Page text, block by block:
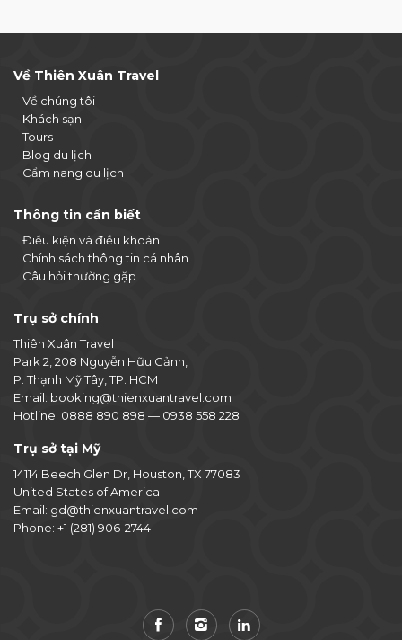
Về Thiên Xuân Travel
Về chúng tôi
Khách sạn
Tours
Blog du lịch
Cẩm nang du lịch
Thông tin cần biết
Điều kiện và điều khoản
Chính sách thông tin cá nhân
Câu hỏi thường gặp
Trụ sở chính
Thiên Xuân Travel
Park 2, 208 Nguyễn Hữu Cảnh,
P. Thạnh Mỹ Tây, TP. HCM
Email: booking@thienxuantravel.com
Hotline: 0888 890 898 — 0938 558 228
Trụ sở tại Mỹ
14114 Beech Glen Dr, Houston, TX 77083
United States of America
Email: gd@thienxuantravel.com
Phone: +1 (281) 906-2744